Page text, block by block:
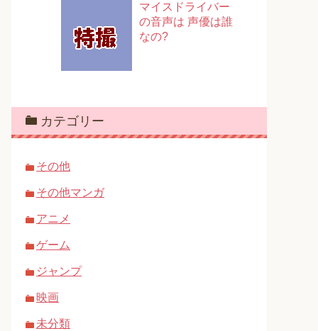
マイスドライバー
の音声は 声優は誰
なの?
カテゴリー
その他
その他マンガ
アニメ
ゲーム
ジャンプ
映画
未分類